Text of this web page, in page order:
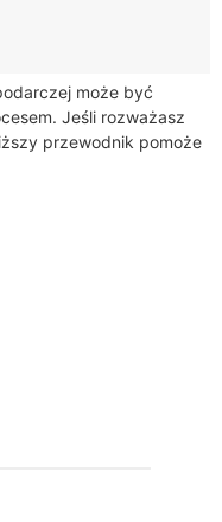
może być
Jeśli rozważasz
przewodnik pomoże
podjąć, aby w...